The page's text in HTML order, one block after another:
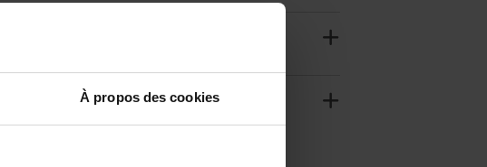
À propos des cookies